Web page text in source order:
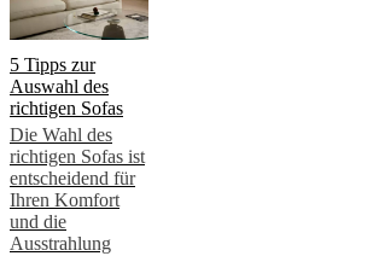
5 Tipps zur
Auswahl des
richtigen Sofas
Die Wahl des
richtigen Sofas ist
entscheidend für
Ihren Komfort
und die
Ausstrahlung